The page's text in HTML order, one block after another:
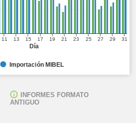
Día
11 13 15 17 19 21 23 25 27 29 31
Importación MIBEL
INFORMES FORMATO
ANTIGUO